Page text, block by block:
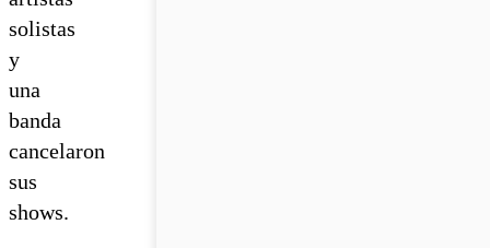
solistas
y
una
banda
cancelaron
sus
shows.